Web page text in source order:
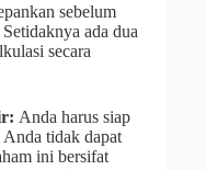
sebelum
ada dua
secara
Anda harus siap
tidak dapat
ini bersifat